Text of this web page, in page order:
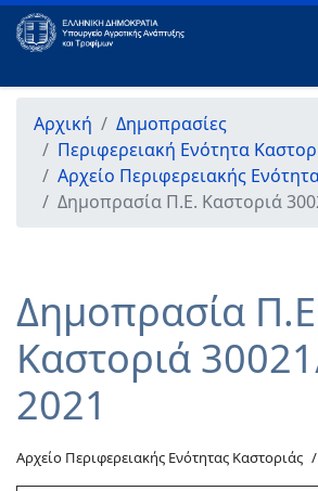
Αρχική
Δημοπρασίες
Περιφερειακή Ενότητα
Αρχείο Περιφερειακής
Δημοπρασία Π.Ε. Καστοριά
Δημοπρασία
Καστοριά
2021
Αρχείο Περιφερειακής Ενότητας Καστοριάς